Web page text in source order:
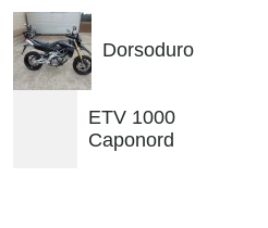
Dorsoduro
ETV 1000
Caponord